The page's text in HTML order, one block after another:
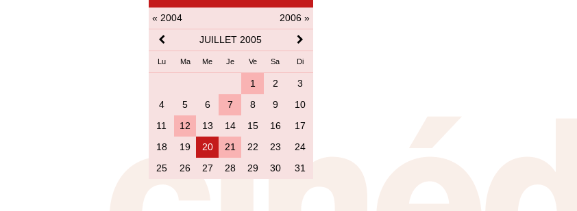
« 2004
2006 »
JUILLET 2005
Lu Ma Me Je Ve Sa Di
1 2
3
4
5 6 7 8 9
10
11
12 13 14 15 16
17
18
19 20 21 22 23
24
25
26 27 28 29 30 31